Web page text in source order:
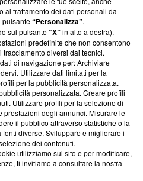
Via Carlo Frasca, 3 - 6900
al trattamento dei dati personali da
pulsante“Personalizza”.
sul pulsante“X”in alto a destra),
predefinite che non consentono
tracciamento diversi dai tecnici.
di navigazione per: Archiviare
Utilizzare dati limitati per la
per la pubblicità personalizzata.
personalizzata. Creare profili
Utilizzare profili per la selezione di
prestazioni degli annunci. Misurare le
il pubblico attraverso statistiche o la
diverse. Sviluppare e migliorare i
dei contenuti.
utilizziamo sul sito e per modificare,
ti invitiamo a consultare la nostra